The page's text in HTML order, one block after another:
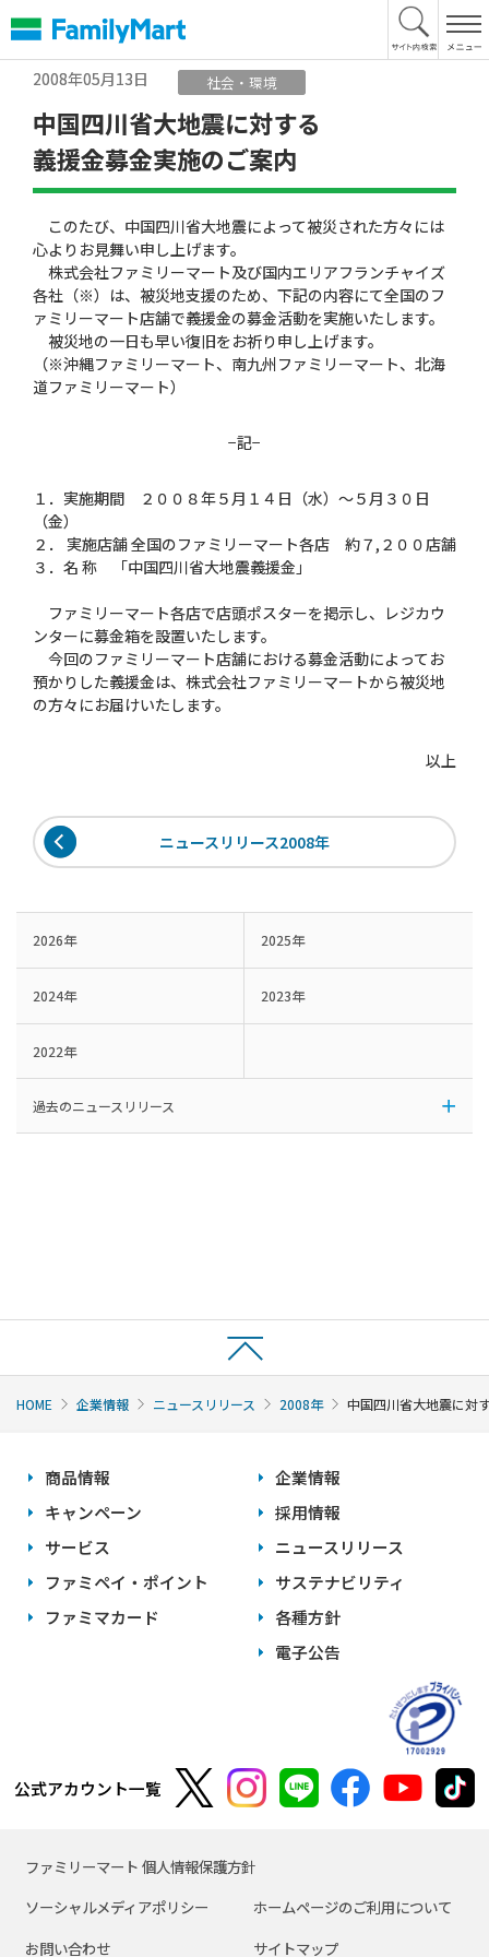
文
へ
2008年05月13日
社会・環境
中国四川省大地震に対する
義援金募金実施のご案内
このたび、中国四川省大地震によって被災された方々には
心よりお見舞い申し上げます。
株式会社ファミリーマート及び国内エリアフランチャイズ
各社（※）は、被災地支援のため、下記の内容にて全国のフ
ァミリーマート店舗で義援金の募金活動を実施いたします。
被災地の一日も早い復旧をお祈り申し上げます。
（※沖縄ファミリーマート、南九州ファミリーマート、北海
道ファミリーマート）
−記−
１．実施期間 ２００８年５月１４日（水）〜５月３０日
（金）
２． 実施店舗 全国のファミリーマート各店 約７,２００店舗
３．名 称 「中国四川省大地震義援金」
ファミリーマート各店で店頭ポスターを掲示し、レジカウ
ンターに募金箱を設置いたします。
今回のファミリーマート店舗における募金活動によってお
預かりした義援金は、株式会社ファミリーマートから被災地
の方々にお届けいたします。
以上
ニュースリリース2008年
2026年 2025年
2024年 2023年
2022年
過去のニュースリリース
HOME 企業情報 ニュースリリース 2008年 中国四川省大地震に対
商品情報
キャンペーン
サービス
ファミペイ・ポイント
ファミマカード
企業情報
採用情報
ニュースリリース
サステナビリティ
各種方針
電子公告
公式アカウント一覧
ファミリーマート 個人情報保護方針
ソーシャルメディアポリシー
ホームページのご利用について
お問い合わせ
サイトマップ